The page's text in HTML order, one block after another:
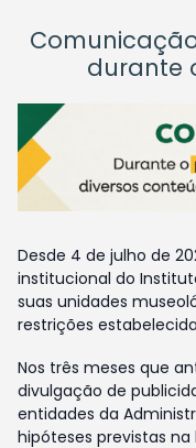
durante
Desde 4 de julho de
institucional do
suas unidades
restrições
Nos três meses que
divulgação de
entidades da
hipóteses previstas